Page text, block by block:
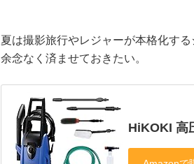
夏は撮影旅行やレジャーが本格化す
余念なく済ませておきたい。
HiKOKI 高